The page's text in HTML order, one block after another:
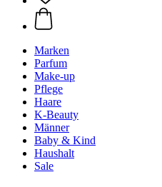
Marken
Parfum
Make-up
Pflege
Haare
K-Beauty
Männer
Baby & Kind
Haushalt
Sale